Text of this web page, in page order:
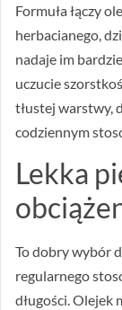
Formuła łączy
herbacianego,
nadaje im
uczucie
tłustej warstwy,
codziennym
Lekka
To dobry wybór
regularnego
długości. Olejek